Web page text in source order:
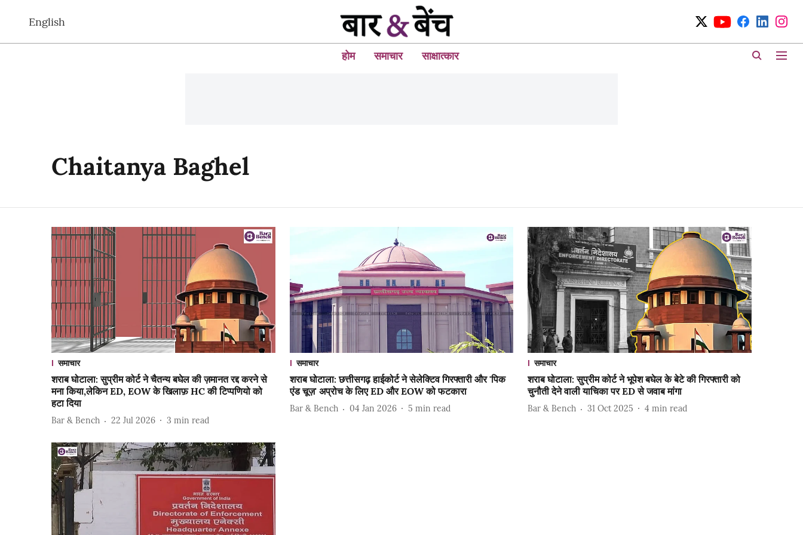
English
होम समाचार साक्षात्कार
Chaitanya Baghel
समाचार
शराब घोटाला: सुप्रीम कोर्ट ने चैतन्य बघेल की ज़मानत रद्द करने से
मना किया,लेकिन ED, EOW के खिलाफ़ HC की टिप्पणियो को
हटा दिया
Bar & Bench 22 Jul 2026 3 min read
समाचार
शराब घोटाला: छत्तीसगढ़ हाईकोर्ट ने सेलेक्टिव गिरफ्तारी और 'पिक
एंड चूज़' अप्रोच के लिए ED और EOW को फटकारा
Bar & Bench 04 Jan 2026 5 min read
समाचार
शराब घोटाला: सुप्रीम कोर्ट ने भूपेश बघेल के बेटे की गिरफ्तारी को
चुनौती देने वाली याचिका पर ED से जवाब मांगा
Bar & Bench 31 Oct 2025 4 min read